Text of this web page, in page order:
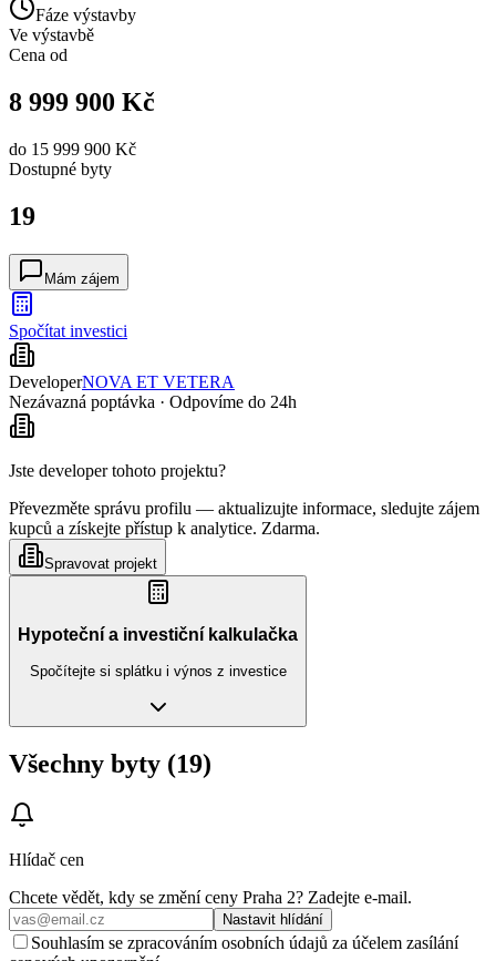
Fáze výstavby
Ve výstavbě
Cena od
8 999 900 Kč
do 15 999 900 Kč
Dostupné byty
19
Mám zájem
Spočítat investici
DeveloperNOVA ET VETERA
Nezávazná poptávka · Odpovíme do 24h
Jste developer tohoto projektu?
Převezměte správu profilu — aktualizujte informace, sledujte zájem
kupců a získejte přístup k analytice. Zdarma.
Spravovat projekt
Hypoteční a investiční kalkulačka
Spočítejte si splátku i výnos z investice
Všechny byty (19)
Hlídač cen
Chcete vědět, kdy se změní ceny Praha 2? Zadejte e‑mail.
Nastavit hlídání
Souhlasím se zpracováním osobních údajů za účelem zasílání